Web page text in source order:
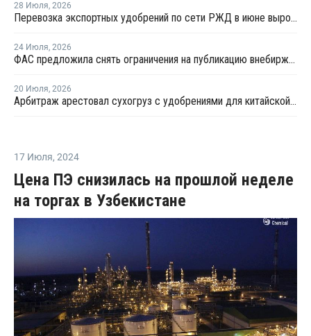
28 Июля, 2026
Перевозка экспортных удобрений по сети РЖД в июне выросла на 11,2%
24 Июля, 2026
ФАС предложила снять ограничения на публикацию внебиржевых индексов на удобрения
20 Июля, 2026
Арбитраж арестовал сухогруз с удобрениями для китайской компании
17 Июля, 2024
Цена ПЭ снизилась на прошлой неделе
на торгах в Узбекистане